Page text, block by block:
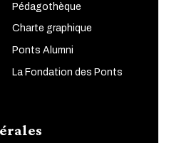
Pédagothèque
Charte graphique
Ponts Alumni
La Fondation des Ponts